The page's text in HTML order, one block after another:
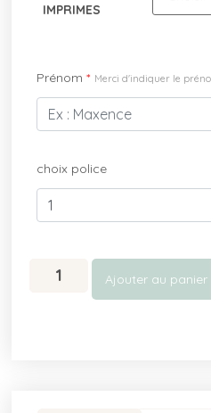
IMPRIMES
Prénom * Merci d'indiquer le
choix police
Ajouter au panier